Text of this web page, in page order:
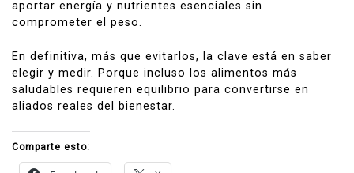
aportar energía y nutrientes esenciales sin
comprometer el peso.
En definitiva, más que evitarlos, la clave está en saber
elegir y medir. Porque incluso los alimentos más
saludables requieren equilibrio para convertirse en
aliados reales del bienestar.
Comparte esto: